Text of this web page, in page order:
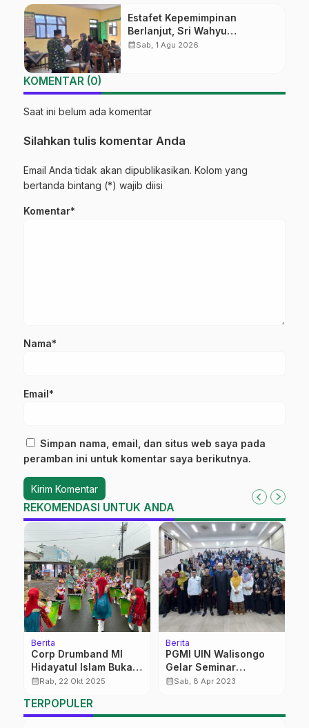
Estafet Kepemimpinan
Berlanjut, Sri Wahyu
Susilowati Resmi Pimpin MTs
calendar_monthSab, 1 Agu 2026
KOMENTAR (0)
Saat ini belum ada komentar
Silahkan tulis komentar Anda
Email Anda tidak akan dipublikasikan. Kolom yang
bertanda bintang (*) wajib diisi
Komentar*
Nama*
Email*
Simpan nama, email, dan situs web saya pada
peramban ini untuk komentar saya berikutnya.
REKOMENDASI UNTUK ANDA
Berita
Corp Drumband MI
Hidayatul Islam Buka
Kemah Bhakti Hari
calendar_monthRab, 22 Okt 2025
Berita
PGMI UIN Walisongo
Gelar Seminar
Internasional, Prof
Buta
calendar_monthSab, 8 Apr 2023
TERPOPULER